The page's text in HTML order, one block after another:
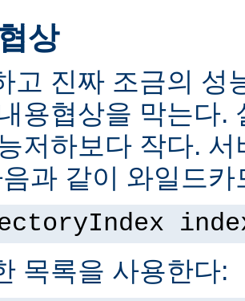
상
고 진짜 조금의 성
용협상을 막는다.
저하보다 작다.
과 같이 와일드
목록을 사용한다: